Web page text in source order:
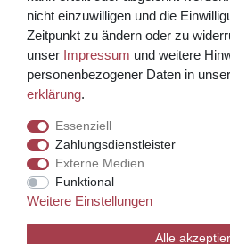
Kreditkarte über PayPal Funktion
Wir versenden mit
© Copyright 2026 Weinhaus Blum.
Template, CMS &
nicht einzuwilligen und die
Zeitpunkt zu ändern oder zu
unser Impressum und weitere
personenbezogener Daten in
erklärung.
Essenziell
Zahlungsdienstleister
Externe Medien
Funktional
Weitere Einstellungen
Alle